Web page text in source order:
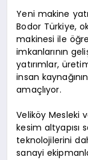
Yeni makine
Bodor Türkiye,
makinesi ile
imkanlarının
yatırımlar,
insan
amaçlıyor.
Veliköy Mesleki
kesim altyapısı
teknolojilerini
sanayi